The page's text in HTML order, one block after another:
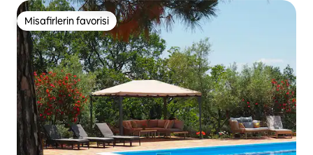
Misafirlerin favorisi
Misafirlerin favorisi